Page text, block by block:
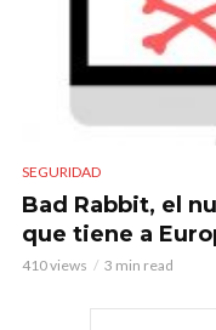
SEGURIDAD
Bad Rabbit, el
que tiene a
410 views 3 min read